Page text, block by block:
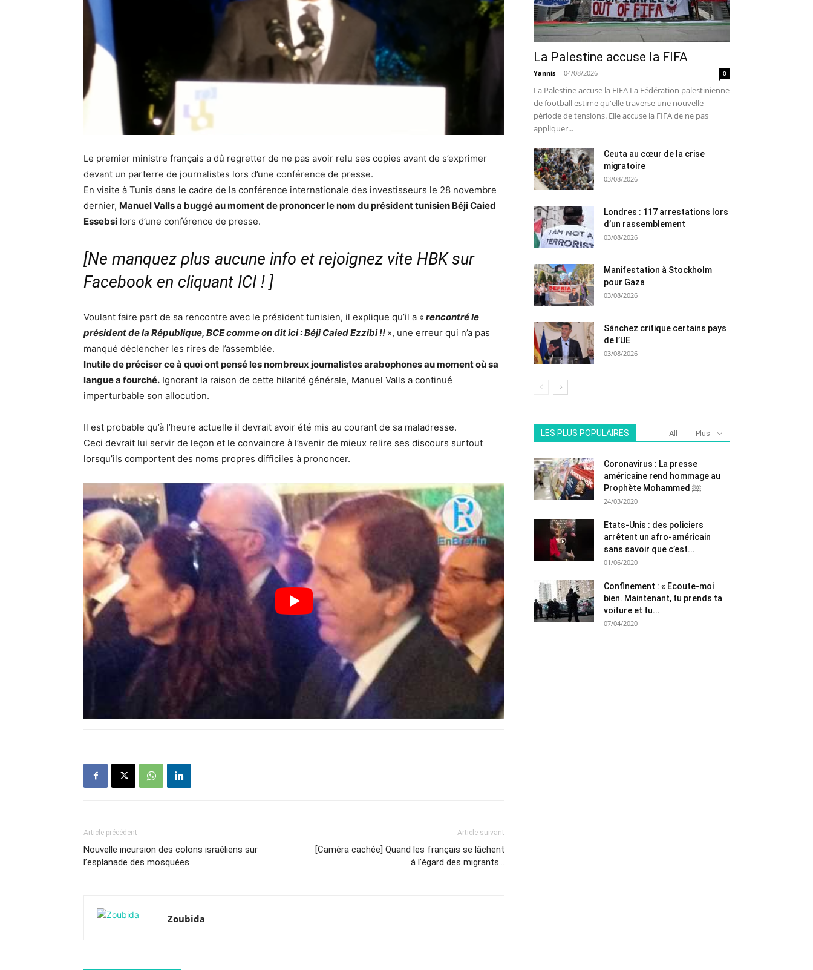
Le premier ministre français a dû regretter de ne pas avoir relu ses copies avant de s’exprimer
devant un parterre de journalistes lors d’une conférence de presse.
En visite à Tunis dans le cadre de la conférence internationale des investisseurs le 28 novembre
dernier, Manuel Valls a buggé au moment de prononcer le nom du président tunisien Béji Caied
Essebsi lors d’une conférence de presse.
[Ne manquez plus aucune info et rejoignez vite HBK sur
Facebook en cliquant ICI ! ]
Voulant faire part de sa rencontre avec le président tunisien, il explique qu’il a « rencontré le
président de la République, BCE comme on dit ici : Béji Caied Ezzibi !! », une erreur qui n’a pas
manqué déclencher les rires de l’assemblée.
Inutile de préciser ce à quoi ont pensé les nombreux journalistes arabophones au moment où sa
langue a fourché. Ignorant la raison de cette hilarité générale, Manuel Valls a continué
imperturbable son allocution.
Il est probable qu’à l’heure actuelle il devrait avoir été mis au courant de sa maladresse.
Ceci devrait lui servir de leçon et le convaincre à l’avenir de mieux relire ses discours surtout
lorsqu’ils comportent des noms propres difficiles à prononcer.
Article précédent
Nouvelle incursion des colons israéliens sur
l’esplanade des mosquées
Article suivant
[Caméra cachée] Quand les français se lâchent
à l’égard des migrants…
Zoubida
La Palestine accuse la FIFA
Yannis - 04/08/2026 0
La Palestine accuse la FIFA La Fédération palestinienne
de football estime qu'elle traverse une nouvelle
période de tensions. Elle accuse la FIFA de ne pas
appliquer...
Ceuta au cœur de la crise
migratoire
03/08/2026
Londres : 117 arrestations lors
d’un rassemblement
03/08/2026
Manifestation à Stockholm
pour Gaza
03/08/2026
Sánchez critique certains pays
de l’UE
03/08/2026
LES PLUS POPULAIRES All Plus
Coronavirus : La presse
américaine rend hommage au
Prophète Mohammed ﷺ
24/03/2020
Etats-Unis : des policiers
arrêtent un afro-américain
sans savoir que c’est...
01/06/2020
Confinement : « Ecoute-moi
bien. Maintenant, tu prends ta
voiture et tu...
07/04/2020